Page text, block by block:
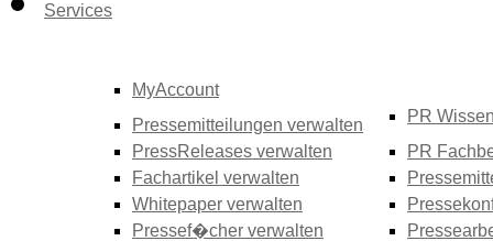
Services
MyAccount
Pressemitteilungen verwalten
PressReleases verwalten
Fachartikel verwalten
Whitepaper verwalten
Pressef�cher verwalten
PR
PR